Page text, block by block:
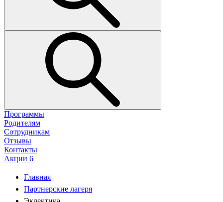
Программы
Родителям
Сотрудникам
Отзывы
Контакты
Акции 6
Главная
Партнерские лагеря